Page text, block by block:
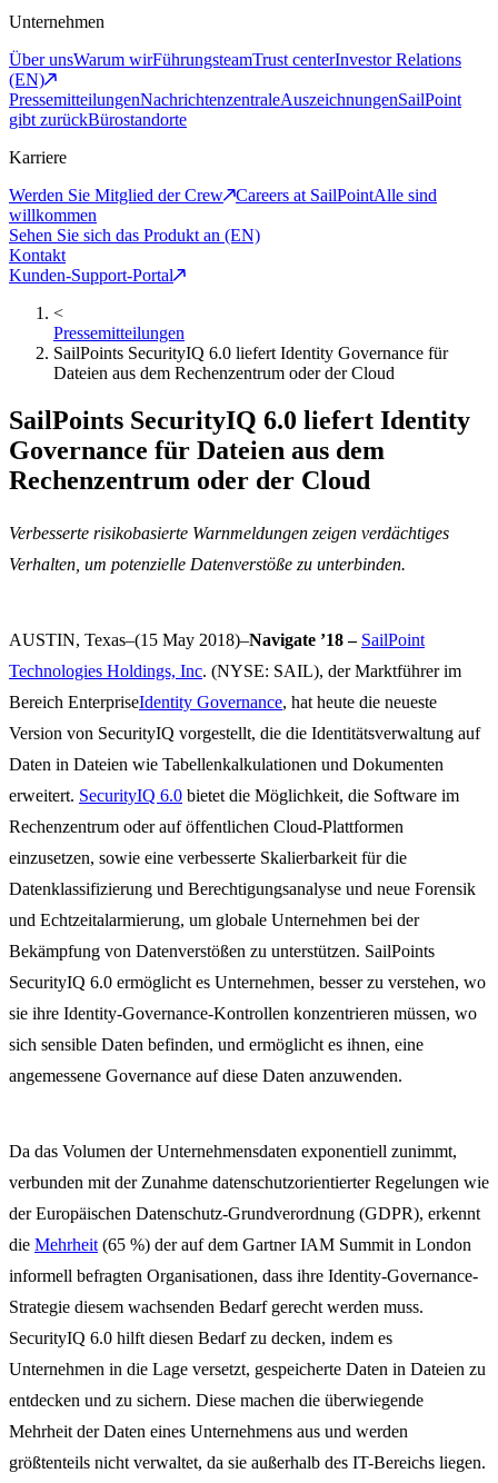
Unternehmen
Über unsWarum wirFührungsteamTrust centerInvestor Relations
(EN)
PressemitteilungenNachrichtenzentraleAuszeichnungenSailPoint
gibt zurückBürostandorte
Karriere
Werden Sie Mitglied der Crew
Careers at SailPointAlle sind
willkommen
Sehen Sie sich das Produkt an (EN)
Kontakt
Kunden-Support-Portal
<
Pressemitteilungen
SailPoints SecurityIQ 6.0 liefert Identity Governance für
Dateien aus dem Rechenzentrum oder der Cloud
SailPoints SecurityIQ 6.0 liefert Identity
Governance für Dateien aus dem
Rechenzentrum oder der Cloud
Verbesserte risikobasierte Warnmeldungen zeigen verdächtiges
Verhalten, um potenzielle Datenverstöße zu unterbinden.
AUSTIN, Texas–(15 May 2018)–Navigate ’18 – SailPoint
Technologies Holdings, Inc. (NYSE: SAIL), der Marktführer im
Bereich EnterpriseIdentity Governance, hat heute die neueste
Version von SecurityIQ vorgestellt, die die Identitätsverwaltung auf
Daten in Dateien wie Tabellenkalkulationen und Dokumenten
erweitert. SecurityIQ 6.0 bietet die Möglichkeit, die Software im
Rechenzentrum oder auf öffentlichen Cloud-Plattformen
einzusetzen, sowie eine verbesserte Skalierbarkeit für die
Datenklassifizierung und Berechtigungsanalyse und neue Forensik
und Echtzeitalarmierung, um globale Unternehmen bei der
Bekämpfung von Datenverstößen zu unterstützen. SailPoints
SecurityIQ 6.0 ermöglicht es Unternehmen, besser zu verstehen, wo
sie ihre Identity-Governance-Kontrollen konzentrieren müssen, wo
sich sensible Daten befinden, und ermöglicht es ihnen, eine
angemessene Governance auf diese Daten anzuwenden.
Da das Volumen der Unternehmensdaten exponentiell zunimmt,
verbunden mit der Zunahme datenschutzorientierter Regelungen wie
der Europäischen Datenschutz-Grundverordnung (GDPR), erkennt
die Mehrheit (65 %) der auf dem Gartner IAM Summit in London
informell befragten Organisationen, dass ihre Identity-Governance-
Strategie diesem wachsenden Bedarf gerecht werden muss.
SecurityIQ 6.0 hilft diesen Bedarf zu decken, indem es
Unternehmen in die Lage versetzt, gespeicherte Daten in Dateien zu
entdecken und zu sichern. Diese machen die überwiegende
Mehrheit der Daten eines Unternehmens aus und werden
größtenteils nicht verwaltet, da sie außerhalb des IT-Bereichs liegen.